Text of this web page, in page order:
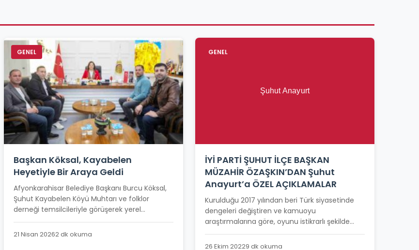
GENEL
Başkan Köksal, Kayabelen
Heyetiyle Bir Araya Geldi
Afyonkarahisar Belediye Başkanı Burcu Köksal,
Şuhut Kayabelen Köyü Muhtarı ve folklor
derneği temsilcileriyle görüşerek yerel...
21 Nisan 20262 dk okuma
GENEL
İYİ PARTİ ŞUHUT İLÇE BAŞKAN
MÜZAHİR ÖZAŞKIN’DAN Şuhut
Anayurt’a ÖZEL AÇIKLAMALAR
Kurulduğu 2017 yılından beri Türk siyasetinde
dengeleri değiştiren ve kamuoyu
araştırmalarına göre, oyunu istikrarlı şekilde...
26 Ekim 20229 dk okuma